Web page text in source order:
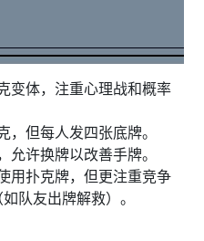
变体，注重心理战和概率
，但每人发四张底牌。
允许换牌以改善手牌。
用扑克牌，但更注重竞争
队友出牌解救）。